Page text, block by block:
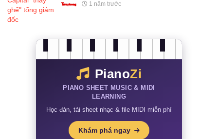
1 năm trước
PianoZi
PIANO SHEET MUSIC & MIDI
LEARNING
Học đàn, tải sheet nhạc & file MIDI miễn phí
Khám phá ngay